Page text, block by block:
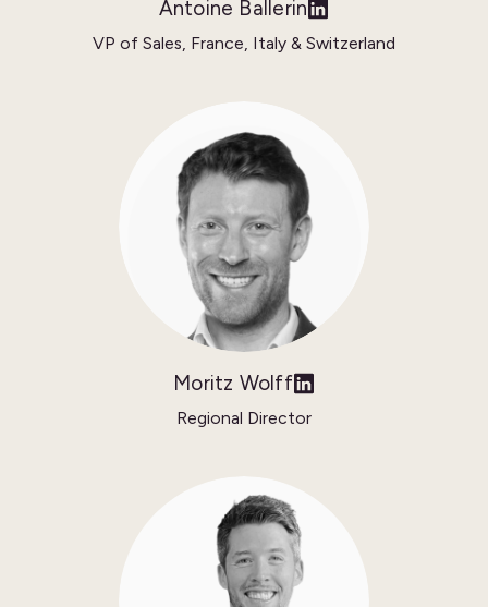
Antoine Ballerin
VP of Sales, France, Italy & Switzerland
Moritz Wolff
Regional Director